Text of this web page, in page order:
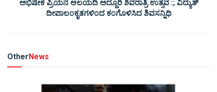
ಅಭಿಷೇಕ ಪ್ರಿಯನ ಆಲಯದಿ ಅದ್ದೂರಿ ಶಿವರಾತ್ರಿ ಉತ್ಸವ :; ವಿದ್ಯುತ್
ದೀಪಾಲಂಕೃತಗಳಿಂದ ಕಂಗೊಳಿಸಿದ ಶಿವಸನ್ನಿಧಿ
Other News